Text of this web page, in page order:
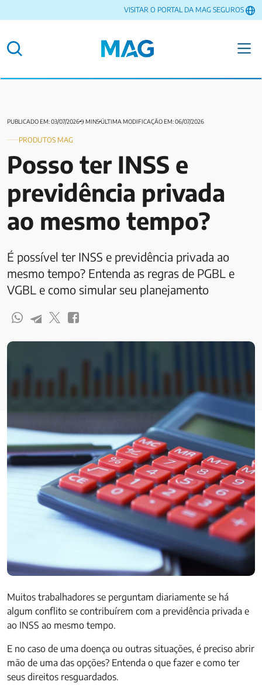
VISITAR O PORTAL DA MAG SEGUROS
PUBLICADO EM: 03/07/20269 MINSÚLTIMA MODIFICAÇÃO EM: 06/07/2026
PRODUTOS MAG
Posso ter INSS e
previdência privada
ao mesmo tempo?
É possível ter INSS e previdência privada ao
mesmo tempo? Entenda as regras de PGBL e
VGBL e como simular seu planejamento
Muitos trabalhadores se perguntam diariamente se há
algum conflito se contribuírem com a previdência privada e
ao INSS ao mesmo tempo.
E no caso de uma doença ou outras situações, é preciso abrir
mão de uma das opções? Entenda o que fazer e como ter
seus direitos resguardados.